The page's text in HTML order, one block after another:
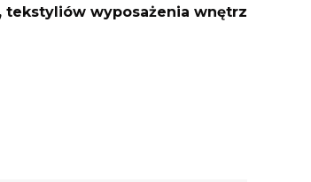
tekstyliów wyposażenia wnętrz